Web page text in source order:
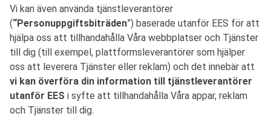
Vi kan även använda tjänstleverantörer
(“Personuppgiftsbiträden”) baserade utanför EES för att
hjälpa oss att tillhandahålla Våra webbplatser och Tjänster
till dig (till exempel, plattformsleverantörer som hjälper
oss att leverera Tjänster eller reklam) och det innebär att
vi kan överföra din information till tjänstleverantörer
utanför EES i syfte att tillhandahålla Våra appar, reklam
och Tjänster till dig.